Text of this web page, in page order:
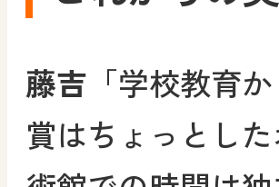
藤吉 「学校教育
賞はちょっとし